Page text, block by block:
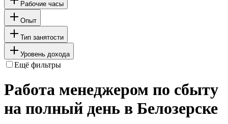
Рабочие часы
Опыт
Тип занятости
Уровень дохода
Ещё фильтры
Работа менеджером по сбыту
на полный день в Белозерске